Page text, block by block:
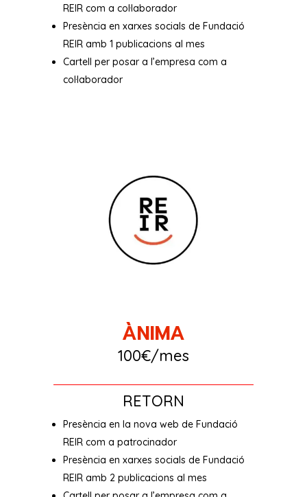
REIR com a col·laborador
Presència en xarxes socials de Fundació
REIR amb 1 publicacions al mes
Cartell per posar a l’empresa com a
col·laborador
ÀNIMA
100€/mes
RETORN
Presència en la nova web de Fundació
REIR com a patrocinador
Presència en xarxes socials de Fundació
REIR amb 2 publicacions al mes